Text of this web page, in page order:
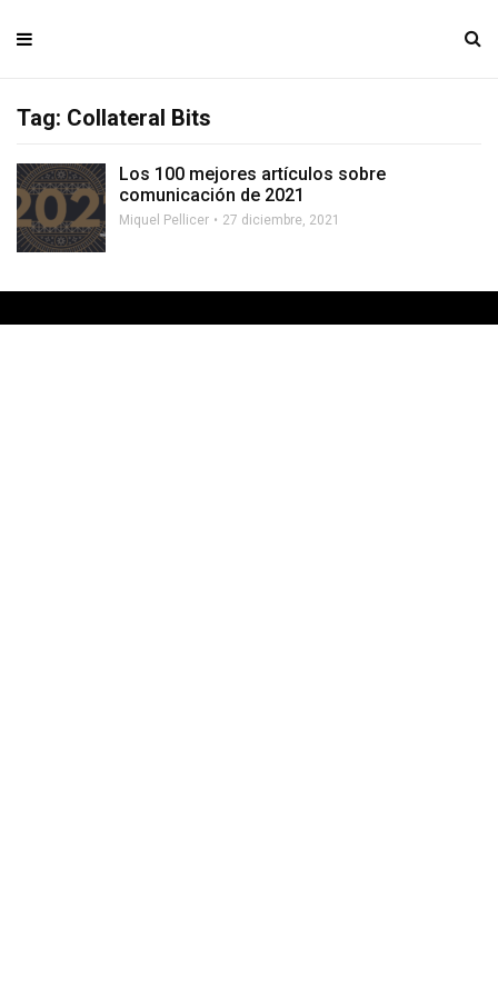
Tag: Collateral Bits
Los 100 mejores artículos sobre
comunicación de 2021
Miquel Pellicer 27 diciembre, 2021